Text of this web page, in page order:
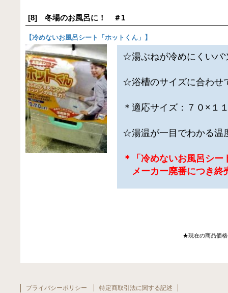
[8] 冬場のお風呂に！ ＃1
【冷めないお風呂シート「ホットくん」 】
☆湯ぶねが冷めにくいバ
☆浴槽のサイズに合わせ
＊適応サイズ：７０×１
☆湯温が一目でわかる温
＊「冷めないお風呂シ
メーカー廃番につき終
★現在の商品価格
プライバシーポリシー 特定商取引法に関する記述